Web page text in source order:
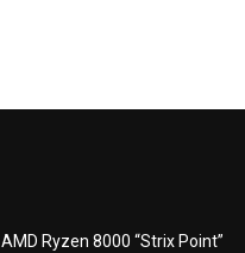
AMD Ryzen 8000 “Strix Point”